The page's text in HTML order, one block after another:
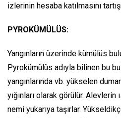
izlerinin hesaba katılmasını
PYROKÜMÜLÜS:
Yangınların üzerinde kümülüs
Pyrokümülüs adıyla bilinen bu
yangınlarında vb. yükselen
yığınları olarak görülür. Alevlerin
nemi yukarıya taşırlar.